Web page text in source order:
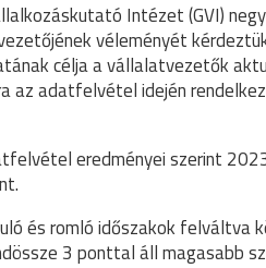
Intézet (GVI)
véleményét
célja a vállalatvezetők
az adatfelvétel idején
eredményei szerint
és romló időszakok felváltva
3 ponttal áll magasabb